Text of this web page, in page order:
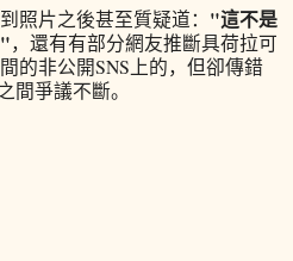
照片之後甚至質疑道： "這不是
，還有有部分網友推斷具荷拉可
的非公開SNS上的，但卻傳錯
間爭議不斷。